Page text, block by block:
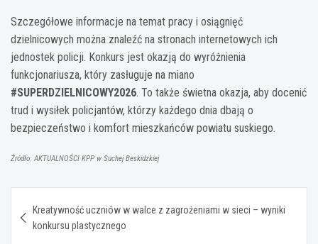
Szczegółowe informacje na temat pracy i osiągnięć
dzielnicowych można znaleźć na stronach internetowych ich
jednostek policji. Konkurs jest okazją do wyróżnienia
funkcjonariusza, który zasługuje na miano
#SUPERDZIELNICOWY2026. To także świetna okazja, aby docenić
trud i wysiłek policjantów, którzy każdego dnia dbają o
bezpieczeństwo i komfort mieszkańców powiatu suskiego.
Źródło: AKTUALNOŚCI KPP w Suchej Beskidzkiej
wpisu
Kreatywność uczniów w walce z zagrożeniami w sieci – wyniki
konkursu plastycznego